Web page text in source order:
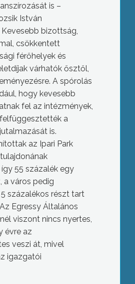
is –
István
bizottság,
csökkentett
férőhelyek és
várhatók ősztől,
A spórolás
hogy kevesebb
fel az intézmények,
a
is.
az Ipari Park
55 százalék egy
a város pedig
százalékos részt tart
Egressy Általános
viszont nincs nyertes,
évre az
veszi át, mivel
igazgatói